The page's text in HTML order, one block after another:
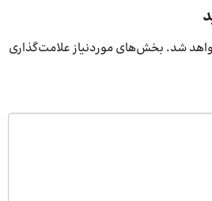
شد. بخش‌های موردنیاز علامت‌گذاری